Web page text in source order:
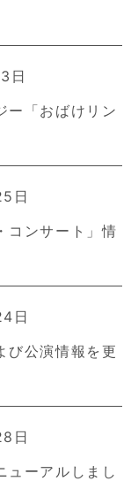
日
ー「おばけリン
日
コンサート」情
日
び公演情報を更
日
ューアルしまし